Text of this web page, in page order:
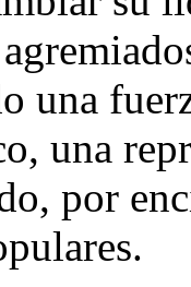
una
una
por